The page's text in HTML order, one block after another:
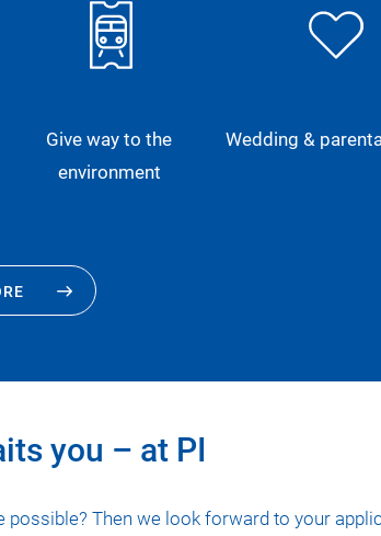
Give way to the
environment
Wedding &
you – at PI
Then we look forward to your